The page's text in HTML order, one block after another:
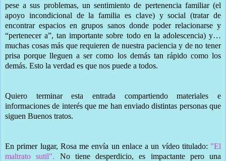
pese a sus problemas, un sentimiento de pertenencia familiar (el
apoyo incondicional de la familia es clave) y social (tratar de
encontrar espacios en grupos sanos donde poder relacionarse y
“pertenecer a”, tan importante sobre todo en la adolescencia) y…
muchas cosas más que requieren de nuestra paciencia y de no tener
prisa porque lleguen a ser como los demás tan rápido como los
demás. Esto la verdad es que nos puede a todos.
Quiero terminar esta entrada compartiendo materiales e
informaciones de interés que me han enviado distintas personas que
siguen Buenos tratos.
En primer lugar, Rosa me envía un enlace a un vídeo titulado: "El
maltrato sutil". No tiene desperdicio, es impactante pero una